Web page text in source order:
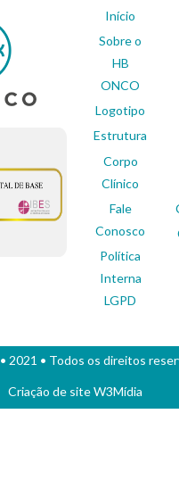
Início
Sobre o
HB
ONCO
Logotipo
Estrutura
Corpo
Clínico
Fale
Conosco
Política
Interna
LGPD
• 2021 • Todos os direitos
Criação de siteW3Mídia